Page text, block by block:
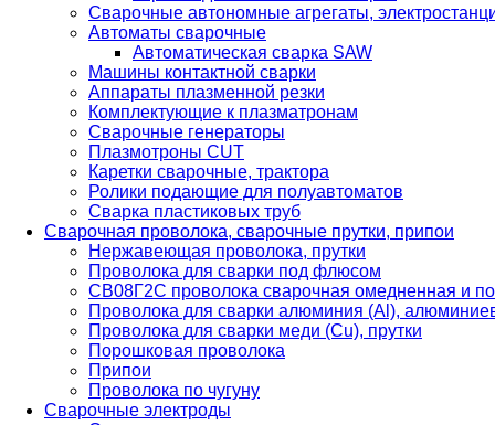
Сварочные автономные агрегаты,
Автоматы сварочные
Автоматическая сварка SAW
Машины контактной сварки
Аппараты плазменной резки
Комплектующие к плазматронам
Сварочные генераторы
Плазмотроны CUT
Каретки сварочные, трактора
Ролики подающие для полуавтоматов
Сварка пластиковых труб
Сварочная проволока, сварочные прутки, припои
Нержавеющая проволока, прутки
Проволока для сварки под флюсом
СВ08Г2С проволока сварочная омедненная и
Проволока для сварки алюминия (Al),
Проволока для сварки меди (Cu), прутки
Порошковая проволока
Припои
Проволока по чугуну
Сварочные электроды